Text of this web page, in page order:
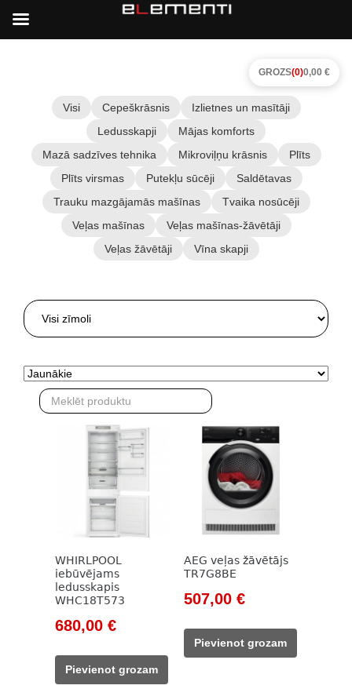
Visi Cepeškrāsnis
Izlietnes un masītāji
Ledusskapji
Mājas komforts
Mazā sadzīves tehnika
Mikroviļņu krāsnis
Plīts
Plīts virsmas
Putekļu sūcēji
Saldētavas
Trauku mazgājamās mašīnas
Tvaika nosūcēji
Veļas mašīnas
Veļas mašīnas-žāvētāji
Veļas žāvētāji
Vīna skapji
WHIRLPOOL
iebūvējams
ledusskapis
WHC18T573
Original
was:
913,00 €.
680,00 €Current
680,00 €.
Pievienot grozam
AEG veļas žāvētājs
TR7G8BE
Original
was:
715,00 €.
507,00 €Current
507,00 €.
Pievienot grozam
GROZS(0)0,00 €